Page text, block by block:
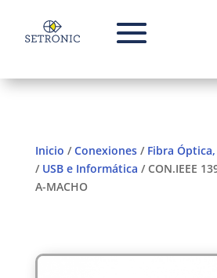
Inicio /Conexiones/ Fibra
/ USB e Informática / CON.IEEE
A-MACHO